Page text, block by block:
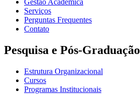
Serviços
Perguntas Frequentes
Contato
Pesquisa e Pós-Graduação
Estrutura Organizacional
Cursos
Programas Institucionais